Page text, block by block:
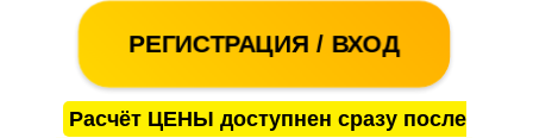
РЕГИСТРАЦИЯ / ВХОД
Расчёт ЦЕНЫ доступнен сразу после